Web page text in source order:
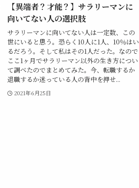
【異端者？才能？】サラリーマンに
向いてない人の選択肢
サラリーマンに向いてない人は一定数、この
世にいると思う。恐らく10人に1人、10％はい
るだろう。そして私はその1人だった。なので
ここ1ヶ月でサラリーマン以外の生き方につい
て調べたのでまとめてみた。今、転職するか
退職するか迷っている人の背中を押せ...
2021年6月25日